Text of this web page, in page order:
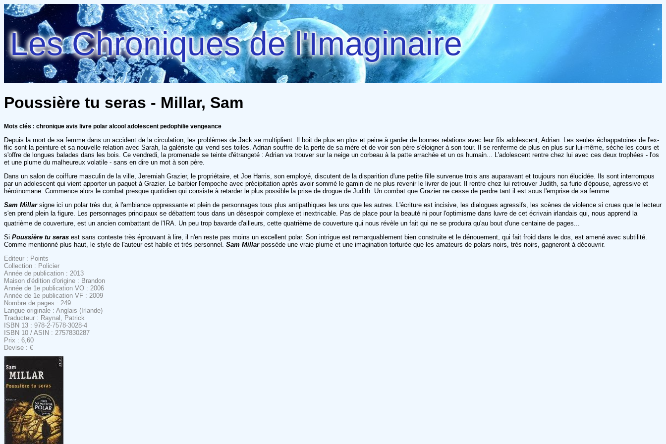
Les Chroniques de l'Imaginaire
Poussière tu seras - Millar, Sam
Mots clés : chronique avis livre polar alcool adolescent pedophilie vengeance
Depuis la mort de sa femme dans un accident de la circulation, les problèmes de Jack se multiplient. Il boit de plus en plus et peine à garder de bonnes relations avec leur fils adolescent, Adrian. Les seules échappatoires de l'ex-
flic sont la peinture et sa nouvelle relation avec Sarah, la galériste qui vend ses toiles. Adrian souffre de la perte de sa mère et de voir son père s'éloigner à son tour. Il se renferme de plus en plus sur lui-même, sèche les cours et
s'offre de longues balades dans les bois. Ce vendredi, la promenade se teinte d'étrangeté : Adrian va trouver sur la neige un corbeau à la patte arrachée et un os humain... L'adolescent rentre chez lui avec ces deux trophées - l'os
et une plume du malheureux volatile - sans en dire un mot à son père.
Dans un salon de coiffure masculin de la ville, Jeremiah Grazier, le propriétaire, et Joe Harris, son employé, discutent de la disparition d'une petite fille survenue trois ans auparavant et toujours non élucidée. Ils sont interrompus
par un adolescent qui vient apporter un paquet à Grazier. Le barbier l'empoche avec précipitation après avoir sommé le gamin de ne plus revenir le livrer de jour. Il rentre chez lui retrouver Judith, sa furie d'épouse, agressive et
héroïnomane. Commence alors le combat presque quotidien qui consiste à retarder le plus possible la prise de drogue de Judith. Un combat que Grazier ne cesse de perdre tant il est sous l'emprise de sa femme.
Sam Millarsigne ici un polar très dur, à l'ambiance oppressante et plein de personnages tous plus antipathiques les uns que les autres. L'écriture est incisive, les dialogues agressifs, les scènes de violence si crues que le lecteur
s'en prend plein la figure. Les personnages principaux se débattent tous dans un désespoir complexe et inextricable. Pas de place pour la beauté ni pour l'optimisme dans luvre de cet écrivain irlandais qui, nous apprend la
quatrième de couverture, est un ancien combattant de l'IRA. Un peu trop bavarde d'ailleurs, cette quatrième de couverture qui nous révèle un fait qui ne se produira qu'au bout d'une centaine de pages...
Si Poussière tu seras est sans conteste très éprouvant à lire, il n'en reste pas moins un excellent polar. Son intrigue est remarquablement bien construite et le dénouement, qui fait froid dans le dos, est amené avec subtilité.
Comme mentionné plus haut, le style de l'auteur est habile et très personnel. Sam Millarpossède une vraie plume et une imagination torturée que les amateurs de polars noirs, très noirs, gagneront à découvrir.
Editeur : Points
Collection : Policier
Année de publication : 2013
Maison d'édition d'origine : Brandon
Année de 1e publication VO : 2006
Année de 1e publication VF : 2009
Nombre de pages : 249
Langue originale : Anglais (Irlande)
Traducteur : Raynal, Patrick
ISBN 13 : 978-2-7578-3028-4
ISBN 10 / ASIN : 2757830287
Prix : 6,60
Devise : €